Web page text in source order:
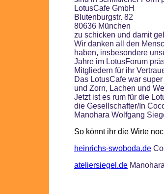
LotusCafe GmbH
Blutenburgstr. 82
80636 München
zu schicken und damit
Wir danken all den
haben, insbesondere
Jahre im LotusForum
Mitgliedern für ihr
Das LotusCafe war
und Zorn, Lachen und
Jetzt ist es rum für die
die Gesellschafter/In
Manohara Wolfgang
So könnt ihr die Wirte
heinrichs-swoboda.de
ateliersiegel.de